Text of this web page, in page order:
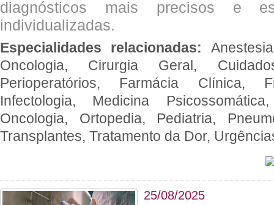
diagnósticos mais precisos e
individualizadas.
Especialidades relacionadas:
Oncologia, Cirurgia Geral,
Perioperatórios, Farmácia Clínica,
Infectologia, Medicina
Oncologia, Ortopedia, Pediatria,
Transplantes, Tratamento da Dor,
25/08/2025